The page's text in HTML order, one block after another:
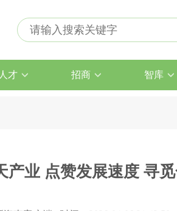
人才 招商 智库
产业 点赞发展速度 寻